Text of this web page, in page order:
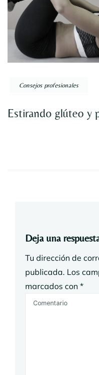
Consejos profesionales
Estirando glúteo y
Deja una
Tu dirección de
publicada. Los
marcados con *